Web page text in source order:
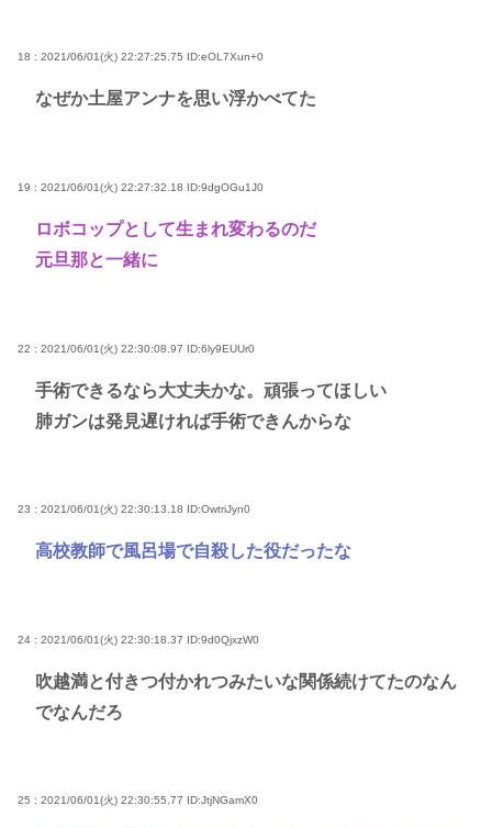
18 : 2021/06/01(火) 22:27:25.75 ID:eOL7Xun+0
なぜか土屋アンナを思い浮かべてた
19 : 2021/06/01(火) 22:27:32.18 ID:9dgOGu1J0
ロボコップとして生まれ変わるのだ
元旦那と一緒に
22 : 2021/06/01(火) 22:30:08.97 ID:6ly9EUUr0
手術できるなら大丈夫かな。頑張ってほしい
肺ガンは発見遅ければ手術できんからな
23 : 2021/06/01(火) 22:30:13.18 ID:OwtriJyn0
高校教師で風呂場で自殺した役だったな
24 : 2021/06/01(火) 22:30:18.37 ID:9d0QjxzW0
吹越満と付きつ付かれつみたいな関係続けてたのなん
でなんだろ
25 : 2021/06/01(火) 22:30:55.77 ID:JtjNGamX0